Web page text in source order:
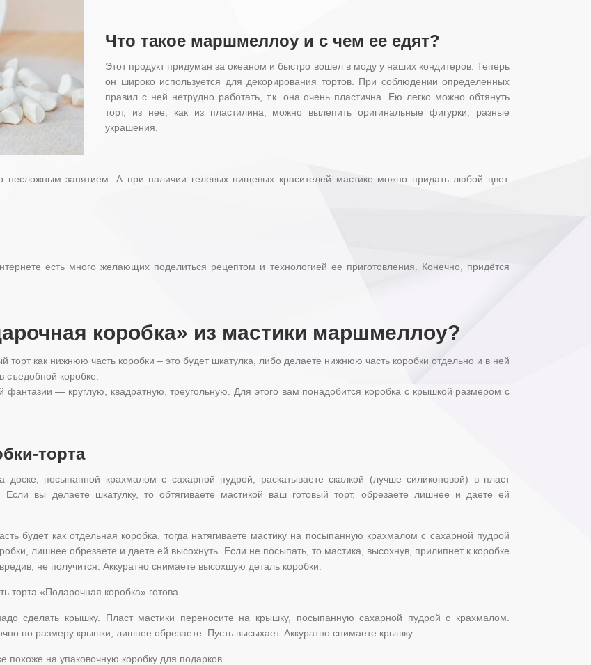
Что такое маршмеллоу и с чем ее едят?
Этот продукт придуман за океаном и быстро вошел в моду у наших кондитеров. Теперь
он широко используется для декорирования тортов. При соблюдении определенных
правил с ней нетрудно работать, т.к. она очень пластична. Ею легко можно обтянуть
торт, из нее, как из пластилина, можно вылепить оригинальные фигурки, разные
украшения.
несложным занятием. А при наличии гелевых пищевых красителей мастике можно придать любой цвет.
есть много желающих поделиться рецептом и технологией ее приготовления. Конечно, придётся
коробка» из мастики маршмеллоу?
торт как нижнюю часть коробки – это будет шкатулка, либо делаете нижнюю часть коробки отдельно и в ней
коробке.
— круглую, квадратную, треугольную. Для этого вам понадобится коробка с крышкой размером с
торта
доске, посыпанной крахмалом с сахарной пудрой, раскатываете скалкой (лучше силиконовой) в пласт
вы делаете шкатулку, то обтягиваете мастикой ваш готовый торт, обрезаете лишнее и даете ей
будет как отдельная коробка, тогда натягиваете мастику на посыпанную крахмалом с сахарной пудрой
лишнее обрезаете и даете ей высохнуть. Если не посыпать, то мастика, высохнув, прилипнет к коробке
не получится. Аккуратно снимаете высохшую деталь коробки.
торта «Подарочная коробка» готова.
сделать крышку. Пласт мастики переносите на крышку, посыпанную сахарной пудрой с крахмалом.
по размеру крышки, лишнее обрезаете. Пусть высыхает. Аккуратно снимаете крышку.
похоже на упаковочную коробку для подарков.